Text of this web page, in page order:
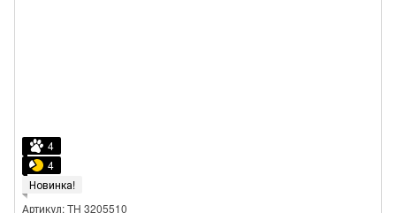
4
4
Новинка!
Артикул: TH 3205510